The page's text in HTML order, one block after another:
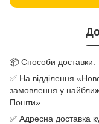
📦 Способи доставки:
✅ На відділення
замовлення у
Пошти».
✅ Адресна доставка